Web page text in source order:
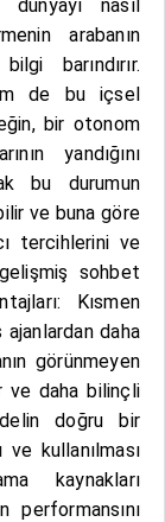
nasıl
arabanın
barındırır.
de bu içsel
bir otonom
yandığını
bu durumun
ve buna göre
tercihlerini ve
sohbet
Kısmen
daha
görünmeyen
ve daha bilinçli
doğru bir
kullanılması
kaynakları
performansını